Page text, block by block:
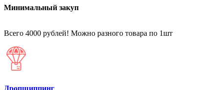
Минимальный закуп
Всего 4000 рублей! Можно разного товара по 1шт